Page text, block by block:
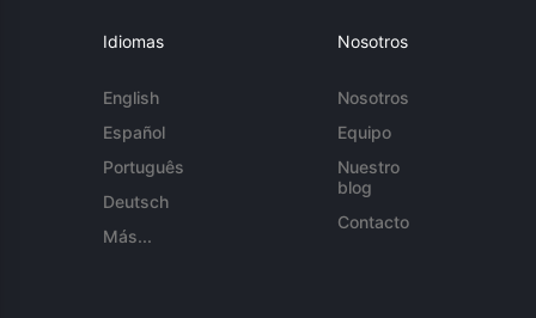
Idiomas
English
Español
Português
Deutsch
Más...
Nosotros
Nosotros
Equipo
Nuestro
blog
Contacto